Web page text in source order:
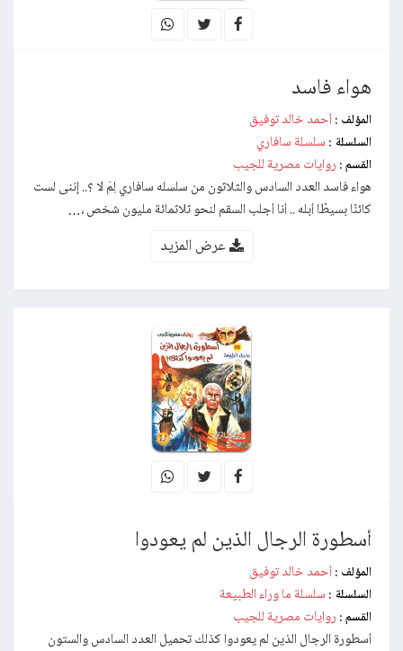
هواء فاسد
المؤلف : أحمد خالد توفيق
السلسلة : سلسلة سافاري
القسم : روايات مصرية للجيب
هواء فاسد العدد السادس والثلاثون من سلسله سافاري لِمَ لا ؟.. إننى لست
كائنًا بسيطًا أبله .. أنا أجلب السقم لنحو ثلاثمائة مليون شخص ،…
عرض المزيد
أسطورة الرجال الذين لم يعودوا
المؤلف : أحمد خالد توفيق
السلسلة : سلسلة ما وراء الطبيعة
القسم : روايات مصرية للجيب
أسطورة الرجال الذين لم يعودوا كذلك تحميل العدد السادس والستون